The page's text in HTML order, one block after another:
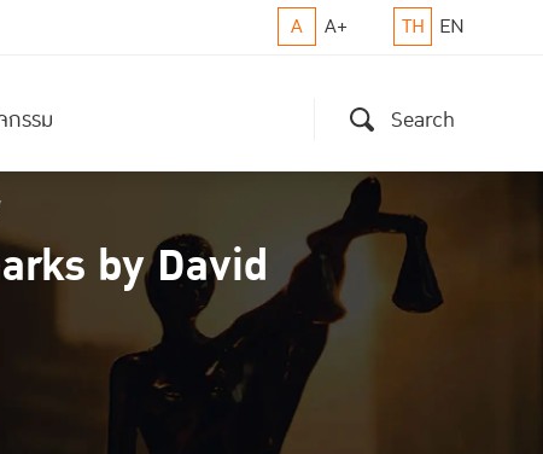
A A+ TH EN
รรม Search
by David